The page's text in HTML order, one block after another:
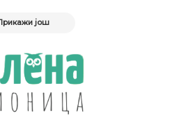
још